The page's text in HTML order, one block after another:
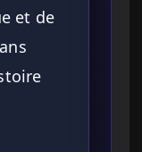
et de